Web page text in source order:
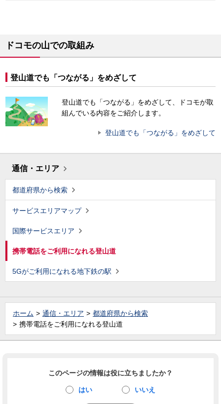
ドコモの山での取組み
登山道でも「つながる」をめざして
登山道でも「つながる」をめざして、ドコモが取
組んでいる内容をご紹介します。
登山道でも「つながる」をめざして
通信・エリア
都道府県から検索
サービスエリアマップ
国際サービスエリア
携帯電話をご利用になれる登山道
5Gがご利用になれる地下鉄の駅
ホーム 通信・エリア
都道府県から検索
携帯電話をご利用になれる登山道
このページの情報は役に立ちましたか？
はい いいえ